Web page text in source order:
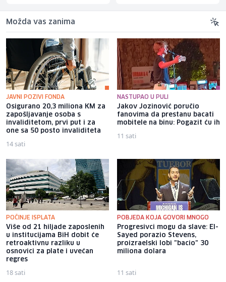
Možda vas zanima
JAVNI POZIVI FONDA
Osigurano 20,3 miliona KM za
zapošljavanje osoba s
invaliditetom, prvi put i za
one sa 50 posto invaliditeta
14 sati
NASTUPAO U PULI
Jakov Jozinović poručio
fanovima da prestanu bacati
mobitele na binu: Pogazit ću ih
11 sati
POČINJE ISPLATA
Više od 21 hiljade zaposlenih
u institucijama BiH dobit će
retroaktivnu razliku u
osnovici za plate i uvećan
regres
18 sati
POBJEDA KOJA GOVORI MNOGO
Progresivci mogu da slave: El-
Sayed porazio Stevens,
proizraelski lobi "bacio" 30
miliona dolara
11 sati